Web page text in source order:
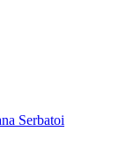
Serbatoi